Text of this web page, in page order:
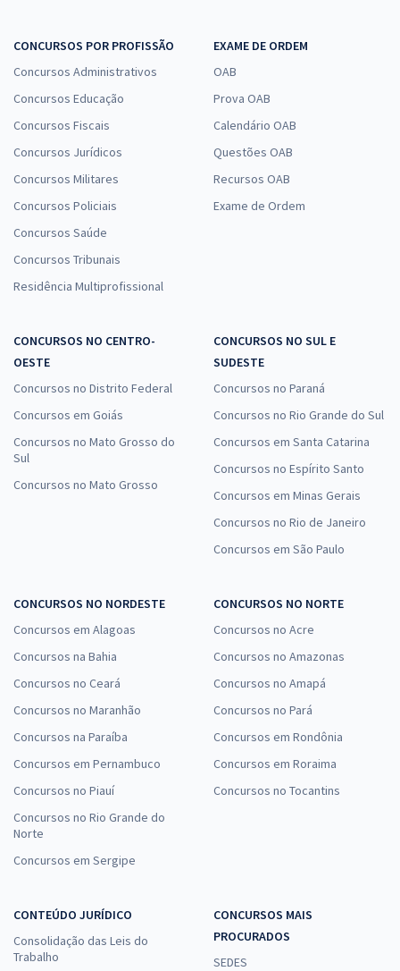
CONCURSOS POR PROFISSÃO
Concursos Administrativos
Concursos Educação
Concursos Fiscais
Concursos Jurídicos
Concursos Militares
Concursos Policiais
Concursos Saúde
Concursos Tribunais
Residência Multiprofissional
EXAME DE ORDEM
OAB
Prova OAB
Calendário OAB
Questões OAB
Recursos OAB
Exame de Ordem
CONCURSOS NO CENTRO-
OESTE
Concursos no Distrito Federal
Concursos em Goiás
Concursos no Mato Grosso do
Sul
Concursos no Mato Grosso
CONCURSOS NO SUL E
SUDESTE
Concursos no Paraná
Concursos no Rio Grande do Sul
Concursos em Santa Catarina
Concursos no Espírito Santo
Concursos em Minas Gerais
Concursos no Rio de Janeiro
Concursos em São Paulo
CONCURSOS NO NORDESTE
Concursos em Alagoas
Concursos na Bahia
Concursos no Ceará
Concursos no Maranhão
Concursos na Paraíba
Concursos em Pernambuco
Concursos no Piauí
Concursos no Rio Grande do
Norte
Concursos em Sergipe
CONCURSOS NO NORTE
Concursos no Acre
Concursos no Amazonas
Concursos no Amapá
Concursos no Pará
Concursos em Rondônia
Concursos em Roraima
Concursos no Tocantins
CONTEÚDO JURÍDICO
Consolidação das Leis do
Trabalho
CONCURSOS MAIS
PROCURADOS
SEDES